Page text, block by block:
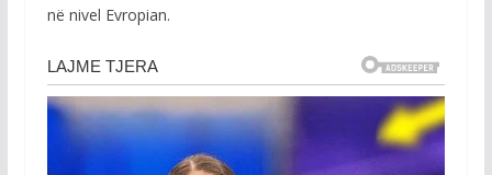
në nivel Evropian.